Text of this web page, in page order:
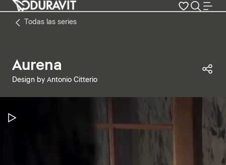
Todas las series
Aurena
Design by Antonio Citterio
Pausar vídeo